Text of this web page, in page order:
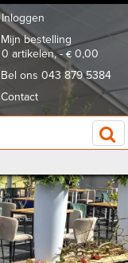
Inloggen
Mijn bestelling
0 artikelen, - € 0,00
Bel ons 043 879 5384
Contact